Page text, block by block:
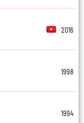
2016
1998
1994